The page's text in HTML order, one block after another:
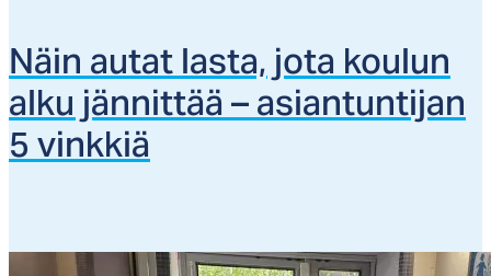
Näin au­tat las­ta, jo­ta kou­lun
al­ku jän­nit­tää – asian­tun­ti­jan
5 vink­kiä